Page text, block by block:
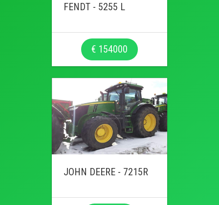
FENDT - 5255 L
€ 154000
JOHN DEERE - 7215R